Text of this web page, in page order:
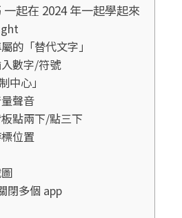
起在 2024 年一起學起來
的「替代文字」
數字/符號
中心」
聲音
點兩下/點三下
位置
閉多個 app